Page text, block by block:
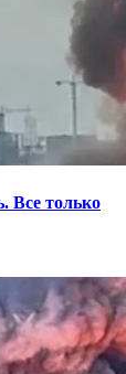
Все только